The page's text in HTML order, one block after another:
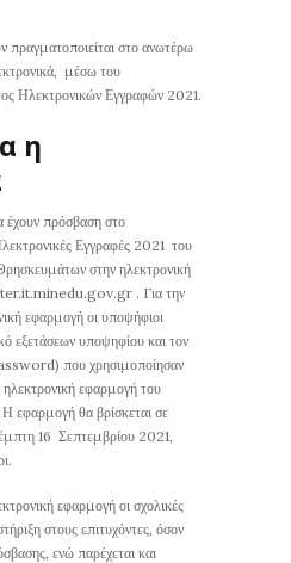
πραγματοποιείται στο ανωτέρω
μέσω του
Ηλεκτρονικών Εγγραφών 2021.
η
έχουν πρόσβαση στο
Εγγραφές 2021 του
στην ηλεκτρονική
. Για την
εφαρμογή οι υποψήφιοι
εξετάσεων υποψηφίου και τον
που χρησιμοποίησαν
ηλεκτρονική εφαρμογή του
εφαρμογή θα βρίσκεται σε
16 Σεπτεμβρίου 2021,
εφαρμογή οι σχολικές
στους επιτυχόντες, όσον
ενώ παρέχεται και